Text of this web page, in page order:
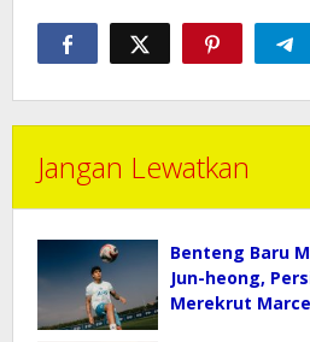
Jangan Lewatkan
Benteng Baru
Jun-heong,
Merekrut